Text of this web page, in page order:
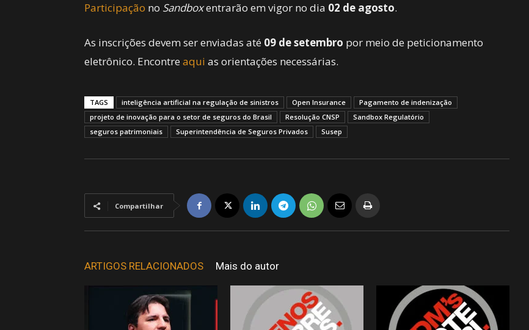
Participação no Sandboxentrarão em vigor no dia 02 de agosto.
As inscrições devem ser enviadas até 09 de setembro por meio de peticionamento
eletrônico. Encontre aqui as orientações necessárias.
TAGS inteligência artificial na regulação de sinistros Open Insurance
Pagamento de indenização
projeto de inovação para o setor de seguros do Brasil
Resolução CNSP
Sandbox Regulatório
seguros patrimoniais
Superintendência de Seguros Privados Susep
Compartilhar
ARTIGOS RELACIONADOS Mais do autor